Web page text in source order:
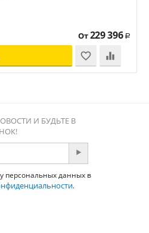
От229 396 Р
И БУДЬТЕ В
персональных данных в
.